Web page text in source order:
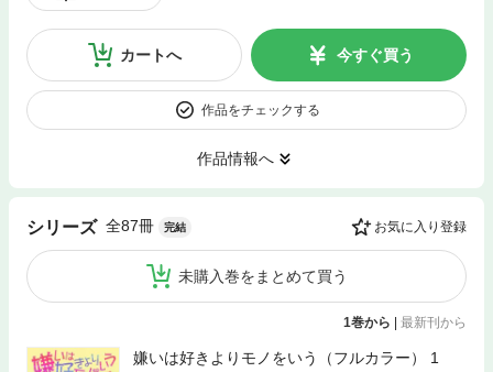
カートへ 今すぐ買う
作品をチェックする
作品情報へ
シリーズ 全87冊 完結 お気に入り登録
未購入巻をまとめて買う
1巻から | 最新刊から
嫌いは好きよりモノをいう（フルカラー） 1